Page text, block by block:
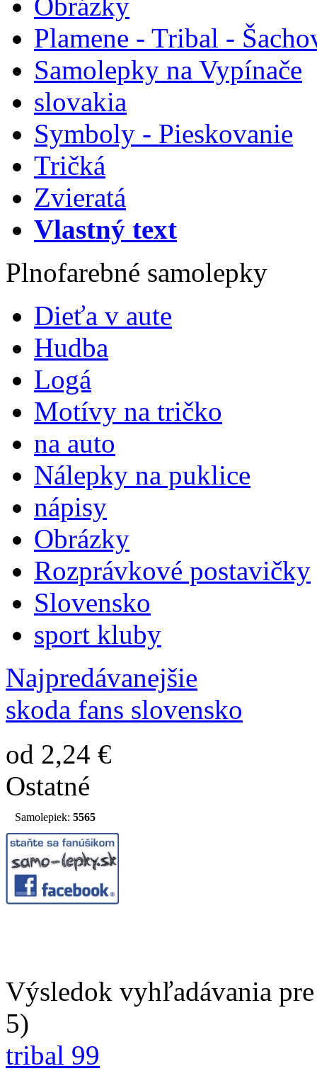
Plamene - Tribal -
Samolepky na Vypínače
slovakia
Symboly - Pieskovanie
Tričká
Zvieratá
Vlastný text
Plnofarebné samolepky
Dieťa v aute
Hudba
Logá
Motívy na tričko
na auto
Nálepky na puklice
nápisy
Obrázky
Rozprávkové postavičky
Slovensko
sport kluby
Najpredávanejšie
skoda fans slovensko
od 2,24 €
Ostatné
Samolepiek: 5565
Výsledok vyhľadávania
5)
tribal 99